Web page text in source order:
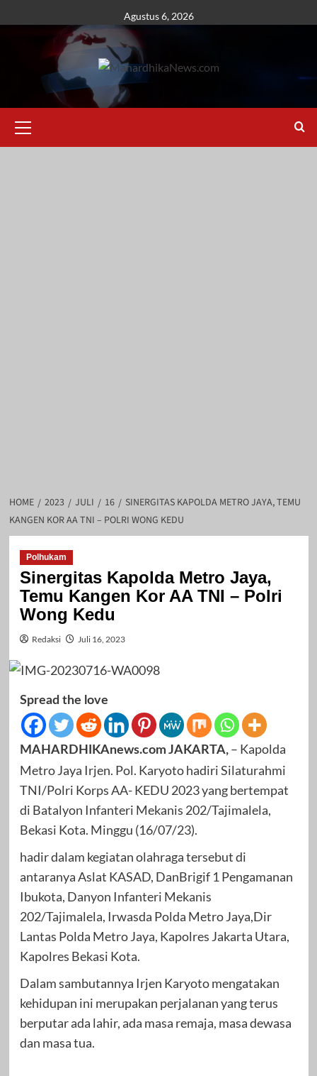
to
Agustus 6, 2026
Menu
HOME 2023 JULI 16
SINERGITAS KAPOLDA METRO JAYA, TEMU
KANGEN KOR AA TNI – POLRI WONG KEDU
Polhukam
Sinergitas Kapolda Metro Jaya,
Temu Kangen Kor AA TNI – Polri
Wong Kedu
Redaksi Juli 16, 2023
Spread the love
MAHARDHIKAnews.com JAKARTA,– Kapolda
Metro Jaya Irjen. Pol. Karyoto hadiri Silaturahmi
TNI/Polri Korps AA- KEDU 2023 yang bertempat
di Batalyon Infanteri Mekanis 202/Tajimalela,
Bekasi Kota. Minggu (16/07/23).
hadir dalam kegiatan olahraga tersebut di
antaranya Aslat KASAD, DanBrigif 1 Pengamanan
Ibukota, Danyon Infanteri Mekanis
202/Tajimalela, Irwasda Polda Metro Jaya,Dir
Lantas Polda Metro Jaya, Kapolres Jakarta Utara,
Kapolres Bekasi Kota.
Dalam sambutannya Irjen Karyoto mengatakan
kehidupan ini merupakan perjalanan yang terus
berputar ada lahir, ada masa remaja, masa dewasa
dan masa tua.